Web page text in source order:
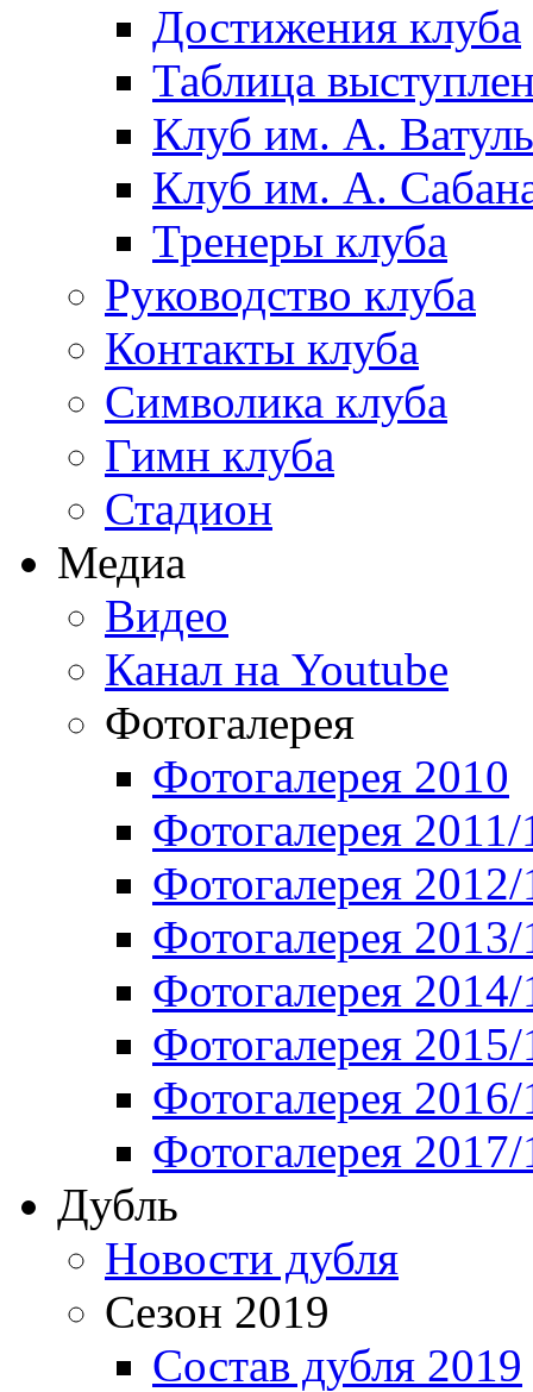
Достижения клуба
Таблица
Клуб им. А.
Клуб им. А.
Тренеры клуба
Руководство клуба
Контакты клуба
Символика клуба
Гимн клуба
Стадион
Медиа
Видео
Канал на Youtube
Фотогалерея
Фотогалерея 2010
Фотогалерея 2011/
Фотогалерея
Фотогалерея
Фотогалерея
Фотогалерея
Фотогалерея
Фотогалерея
Дубль
Новости дубля
Сезон 2019
Состав дубля 2019